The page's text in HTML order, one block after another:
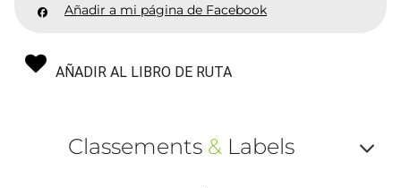
Añadir a mi página de Facebook
AÑADIR AL LIBRO DE RUTA
Classements &Labels